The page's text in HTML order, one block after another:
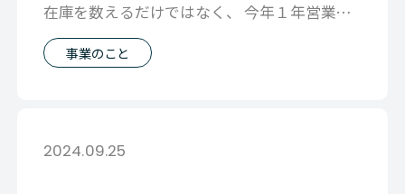
在庫を数えるだけではなく、 今年１年営業を
していくための環境整備も 兼ねてい
事業のこと
2024.09.25